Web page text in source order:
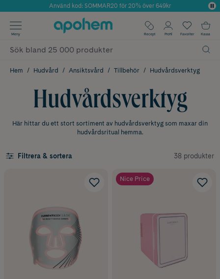
Årets Butik 2025 inom Skönhet
Använd kod: SOMMAR20 för 20% över 649kr
✓ Fri frakt
✓ Poäng på alla köp*
Meny Recept Profil Favoriter Kassa
Hem Hudvård Ansiktsvård Tillbehör Hudvårdsverktyg
Hudvårdsverktyg
Här hittar du ett stort sortiment av hudvårdsverktyg som maxar din
hudvårdsritual hemma.
Filtrera & sortera 38 produkter
Nice Price